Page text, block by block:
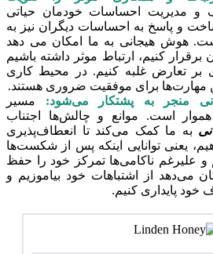
و مدیریت احساسات خودمان حیاتی
و پاسخ به احساسات دیگران نیز به
هوش هیجانی به ما امکان می دهد
برقرار کنیم، ارتباط موثر داشته باشیم
بر تعارض غلبه کنیم. در محیط کاری
مهارت‌ها برای موفقیت ضروری هستند.
منجر به پشتکار می‌شود: مسیر
است. موانع و چالش‌ها اجتناب
به ما کمک می‌کند تا انعطاف‌پذیری
یعنی توانایی اینکه پس از شکست‌ها
و علیرغم ناکامی‌ها تمرکز خود را حفظ
می‌دهد از اشتباهات خود بیاموزیم و
خود پایداری کنیم.